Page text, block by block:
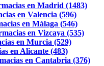
en Madrid (1483)
en Valencia (596)
en Málaga (546)
en Vizcaya (535)
en Murcia (529)
en Alicante (483)
en Cantabria (376)